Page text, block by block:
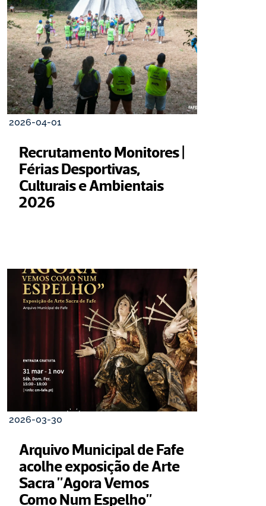
2026-04-01
Recrutamento Monitores |
Férias Desportivas,
Culturais e Ambientais
2026
2026-03-30
Arquivo Municipal de Fafe
acolhe exposição de Arte
Sacra "Agora Vemos
Como Num Espelho"